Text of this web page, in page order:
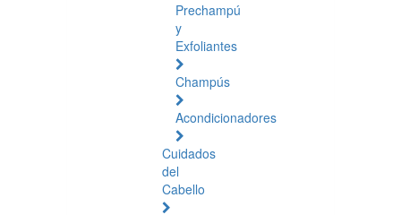
Prechampú
y
Exfoliantes
Champús
Acondicionadores
Cuidados
del
Cabello